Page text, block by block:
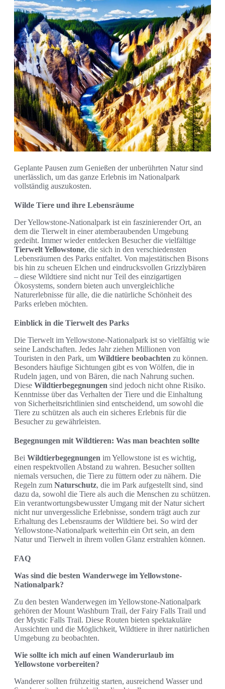
Geplante Pausen zum Genießen der unberührten Natur sind
unerlässlich, um das ganze Erlebnis im Nationalpark
vollständig auszukosten.
Wilde Tiere und ihre Lebensräume
Der Yellowstone-Nationalpark ist ein faszinierender Ort, an
dem die Tierwelt in einer atemberaubenden Umgebung
gedeiht. Immer wieder entdecken Besucher die vielfältige
Tierwelt Yellowstone, die sich in den verschiedensten
Lebensräumen des Parks entfaltet. Von majestätischen Bisons
bis hin zu scheuen Elchen und eindrucksvollen Grizzlybären
– diese Wildtiere sind nicht nur Teil des einzigartigen
Ökosystems, sondern bieten auch unvergleichliche
Naturerlebnisse für alle, die die natürliche Schönheit des
Parks erleben möchten.
Einblick in die Tierwelt des Parks
Die Tierwelt im Yellowstone-Nationalpark ist so vielfältig wie
seine Landschaften. Jedes Jahr ziehen Millionen von
Touristen in den Park, um Wildtiere beobachten zu können.
Besonders häufige Sichtungen gibt es von Wölfen, die in
Rudeln jagen, und von Bären, die nach Nahrung suchen.
Diese Wildtierbegegnungen sind jedoch nicht ohne Risiko.
Kenntnisse über das Verhalten der Tiere und die Einhaltung
von Sicherheitsrichtlinien sind entscheidend, um sowohl die
Tiere zu schützen als auch ein sicheres Erlebnis für die
Besucher zu gewährleisten.
Begegnungen mit Wildtieren: Was man beachten sollte
Bei Wildtierbegegnungen im Yellowstone ist es wichtig,
einen respektvollen Abstand zu wahren. Besucher sollten
niemals versuchen, die Tiere zu füttern oder zu nähern. Die
Regeln zum Naturschutz, die im Park aufgestellt sind, sind
dazu da, sowohl die Tiere als auch die Menschen zu schützen.
Ein verantwortungsbewusster Umgang mit der Natur sichert
nicht nur unvergessliche Erlebnisse, sondern trägt auch zur
Erhaltung des Lebensraums der Wildtiere bei. So wird der
Yellowstone-Nationalpark weiterhin ein Ort sein, an dem
Natur und Tierwelt in ihrem vollen Glanz erstrahlen können.
FAQ
Was sind die besten Wanderwege im Yellowstone-
Nationalpark?
Zu den besten Wanderwegen im Yellowstone-Nationalpark
gehören der Mount Washburn Trail, der Fairy Falls Trail und
der Mystic Falls Trail. Diese Routen bieten spektakuläre
Aussichten und die Möglichkeit, Wildtiere in ihrer natürlichen
Umgebung zu beobachten.
Wie sollte ich mich auf einen Wanderurlaub im
Yellowstone vorbereiten?
Wanderer sollten frühzeitig starten, ausreichend Wasser und